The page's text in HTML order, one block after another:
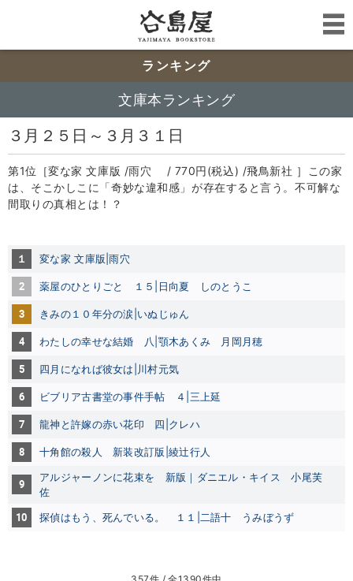
ランキング
文庫本ランキング
３月２５日～３月３１日
第1位［変な家 文庫版 /雨穴 / 770円(税込) /飛鳥新社 ］この家
は、そこかしこに「奇妙な違和感」が存在すると言う。不可解な
間取りの真相とは！？
１ 変な家 文庫版|雨穴
2 薬屋のひとりごと １５|日向夏 しのとうこ
3 きみの１０年分の涙|いぬじゅん
4 わたしの幸せな結婚 八|顎木あくみ 月岡月穂
5 四月になれば彼女は|川村元気
6 ビブリア古書堂の事件手帖 ４|三上延
7 龍神と許嫁の赤い花印 四|クレハ
8 十角館の殺人 新装改訂版|綾辻行人
9 アルジャーノンに花束を 新版｜ダニエル・キイス
小尾芙
佐
10 探偵はもう、死んでいる。 １１|二語十 うみぼうず